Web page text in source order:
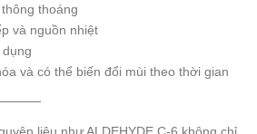
thoáng
và nguồn nhiệt
và có thể biến đổi mùi theo thời gian
liệu như ALDEHYDE C-6 không chỉ